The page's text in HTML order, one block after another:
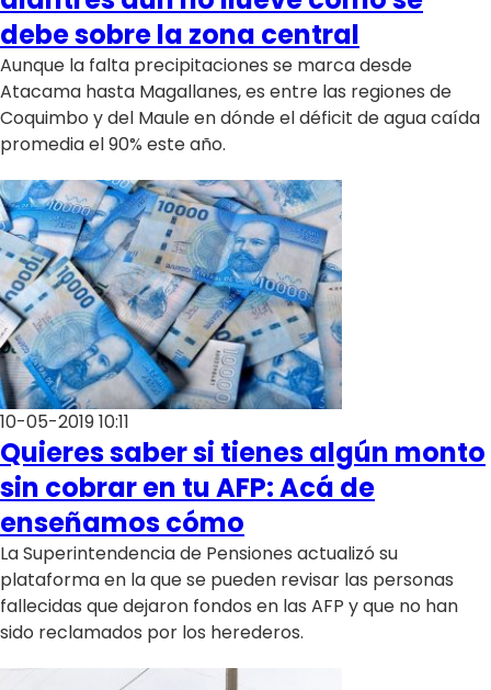
debe sobre la zona central
Aunque la falta precipitaciones se marca desde
Atacama hasta Magallanes, es entre las regiones de
Coquimbo y del Maule en dónde el déficit de agua caída
promedia el 90% este año.
10-05-2019 10:11
Quieres saber si tienes algún monto
sin cobrar en tu AFP: Acá de
enseñamos cómo
La Superintendencia de Pensiones actualizó su
plataforma en la que se pueden revisar las personas
fallecidas que dejaron fondos en las AFP y que no han
sido reclamados por los herederos.
Club De La Comedia
Contigo en Directo
Plan Perfecto
El Tiempo
Sabingo
Todos Los Programas